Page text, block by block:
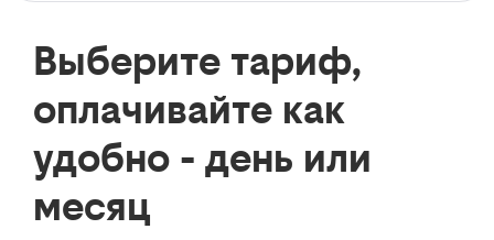
Выберите тариф,
оплачивайте как
удобно - день или
месяц